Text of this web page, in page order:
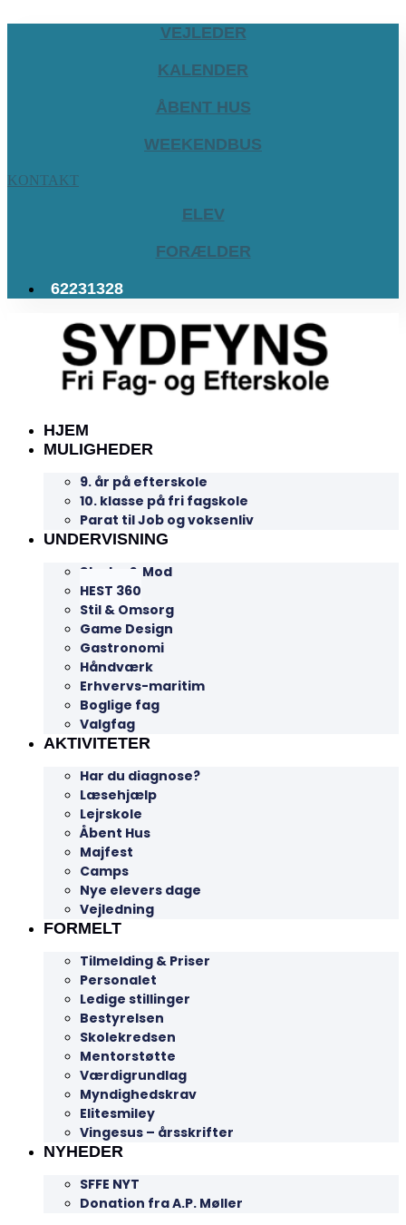
VEJLEDER
KALENDER
ÅBENT HUS
WEEKENDBUS
KONTAKT
ELEV
FORÆLDER
62231328
HJEM
MULIGHEDER
9. år på efterskole
10. klasse på fri fagskole
Parat til Job og voksenliv
UNDERVISNING
Styrke & Mod
HEST 360
Stil & Omsorg
Game Design
Gastronomi
Håndværk
Erhvervs-maritim
Boglige fag
Valgfag
AKTIVITETER
Har du diagnose?
Læsehjælp
Lejrskole
Åbent Hus
Majfest
Camps
Nye elevers dage
Vejledning
FORMELT
Tilmelding & Priser
Personalet
Ledige stillinger
Bestyrelsen
Skolekredsen
Mentorstøtte
Værdigrundlag
Myndighedskrav
Elitesmiley
Vingesus – årsskrifter
NYHEDER
SFFE NYT
Donation fra A.P. Møller